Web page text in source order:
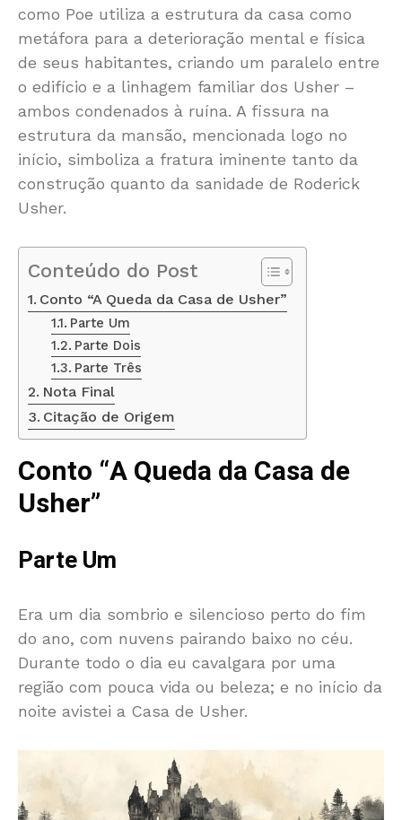
como Poe utiliza a estrutura da casa como
metáfora para a deterioração mental e física
de seus habitantes, criando um paralelo entre
o edifício e a linhagem familiar dos Usher –
ambos condenados à ruína. A fissura na
estrutura da mansão, mencionada logo no
início, simboliza a fratura iminente tanto da
construção quanto da sanidade de Roderick
Usher.
Conteúdo do Post
Conto “A Queda da Casa de Usher”
Parte Um
Parte Dois
Parte Três
Nota Final
Citação de Origem
Conto “A Queda da Casa de
Usher”
Parte Um
Era um dia sombrio e silencioso perto do fim
do ano, com nuvens pairando baixo no céu.
Durante todo o dia eu cavalgara por uma
região com pouca vida ou beleza; e no início da
noite avistei a Casa de Usher.